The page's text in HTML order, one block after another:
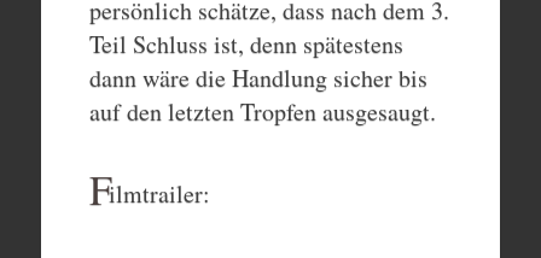
persönlich schätze, dass nach dem 3.
Teil Schluss ist, denn spätestens
dann wäre die Handlung sicher bis
auf den letzten Tropfen ausgesaugt.
Filmtrailer: